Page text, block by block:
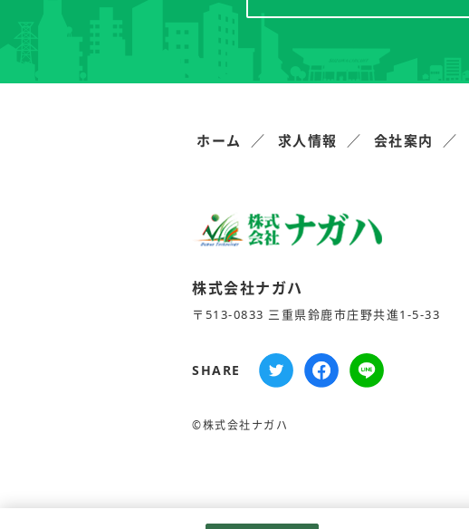
ホーム 求人情報 会社案内
株式会社ナガハ
〒513-0833 三重県鈴鹿市庄野共進1-5-33
SHARE
©株式会社ナガハ